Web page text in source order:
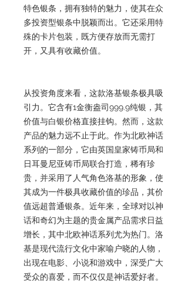
特色银条，拥有独特的魅力，使其在众
多投资型银条中脱颖而出。它还采用特
殊的卡片包装，既方便存放而无需打
开，又具有收藏价值。
从投资角度来看，这款洛基银条极具吸
引力。它含有1金衡盎司999.9纯银，其
价值与白银价格直接挂钩。然而，这款
产品的魅力远不止于此。作为北欧神话
系列的一部分，它由英国皇家铸币局和
日耳曼尼亚铸币局联合打造，稀有珍
贵，并采用了人气角色洛基的形象，使
其成为一件极具收藏价值的珍品，其价
值远超普通银条。近年来，全球对以神
话和奇幻为主题的贵金属产品需求日益
增长，其中北欧神话系列尤为热门。洛
基是现代流行文化中家喻户晓的人物，
出现在电影、小说和游戏中，深受广大
受众的喜爱，而不仅仅是神话爱好者。